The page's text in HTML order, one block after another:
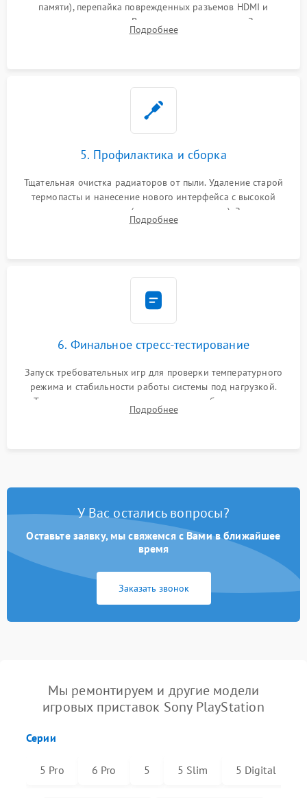
памяти), перепайка поврежденных разъемов HDMI и
контроллеров питания. Восстановление дорожек. Замена
неисправного жесткого диска, SSD или лазерной головки
Подробнее
5. Профилактика и сборка
Тщательная очистка радиаторов от пыли. Удаление старой
термопасты и нанесение нового интерфейса с высокой
теплопроводностью (или жидкого металла). Замена
термопрокладок. Аккуратная сборка консоли и подключение
Подробнее
6. Финальное стресс-тестирование
Запуск требовательных игр для проверки температурного
режима и стабильности работы системы под нагрузкой.
Тестирование привода, синхронизации беспроводных
геймпадов, выхода в сеть и выдачи изображения без
Подробнее
У Вас остались вопросы?
Оставьте заявку, мы свяжемся с Вами в ближайшее
время
Заказать звонок
Мы ремонтируем и другие модели
игровых приставок Sony PlayStation
Серии
5 Pro 6 Pro 5 5 Slim 5 Digital